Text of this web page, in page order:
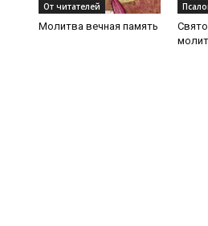
От читателей
Молитва вечная память